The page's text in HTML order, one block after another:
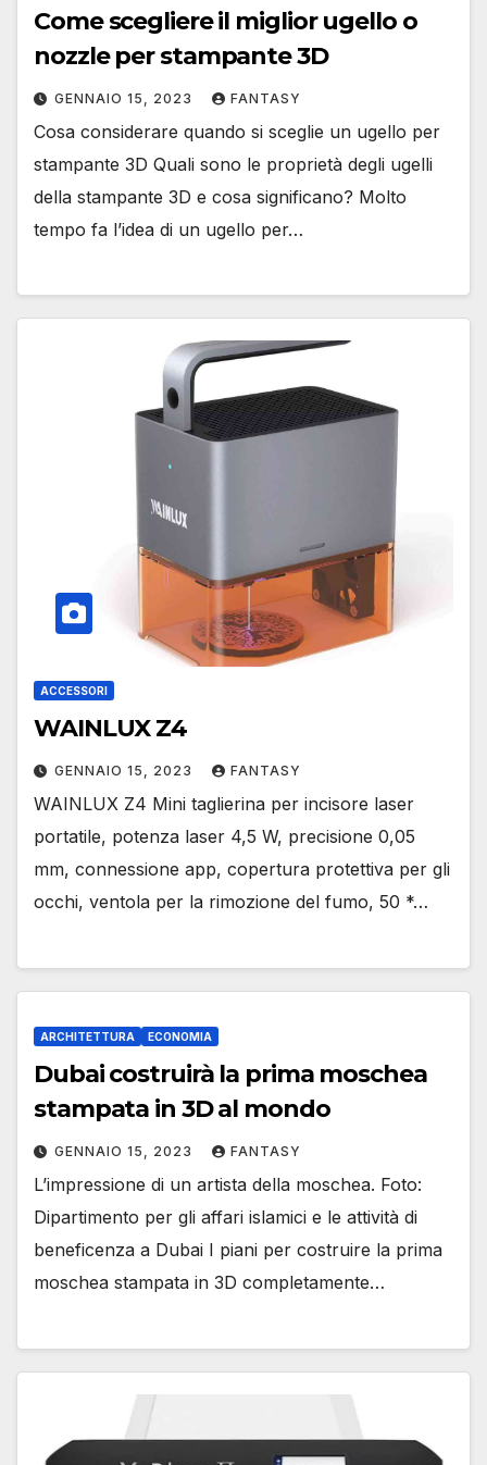
Come scegliere il miglior ugello o
nozzle per stampante 3D
GENNAIO 15, 2023 FANTASY
Cosa considerare quando si sceglie un ugello per
stampante 3D Quali sono le proprietà degli ugelli
della stampante 3D e cosa significano? Molto
tempo fa l’idea di un ugello per…
ACCESSORI
WAINLUX Z4
GENNAIO 15, 2023 FANTASY
WAINLUX Z4 Mini taglierina per incisore laser
portatile, potenza laser 4,5 W, precisione 0,05
mm, connessione app, copertura protettiva per gli
occhi, ventola per la rimozione del fumo, 50 *…
ARCHITETTURA ECONOMIA
Dubai costruirà la prima moschea
stampata in 3D al mondo
GENNAIO 15, 2023 FANTASY
L’impressione di un artista della moschea. Foto:
Dipartimento per gli affari islamici e le attività di
beneficenza a Dubai I piani per costruire la prima
moschea stampata in 3D completamente…